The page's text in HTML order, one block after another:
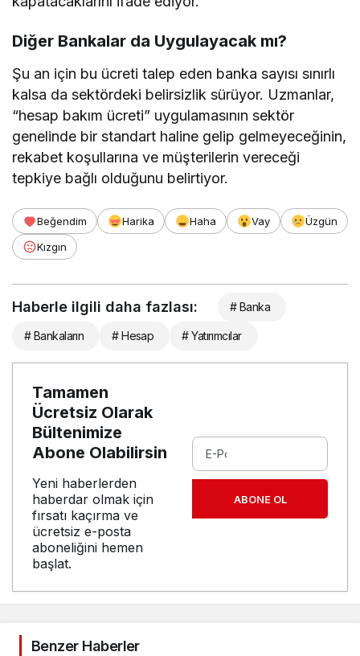
Diğer Bankalar da Uygulayacak mı?
Şu an için bu ücreti talep eden banka sayısı sınırlı
kalsa da sektördeki belirsizlik sürüyor. Uzmanlar,
“hesap bakım ücreti” uygulamasının sektör
genelinde bir standart haline gelip gelmeyeceğinin,
rekabet koşullarına ve müşterilerin vereceği
tepkiye bağlı olduğunu belirtiyor.
Beğendim Harika Haha Vay
Üzgün
Kızgın
Haberle ilgili daha fazlası: # Banka
# Bankaların # Hesap # Yatırımcılar
Tamamen
Ücretsiz Olarak
Bültenimize
Abone Olabilirsin
Yeni haberlerden
haberdar olmak için
fırsatı kaçırma ve
ücretsiz e-posta
aboneliğini hemen
başlat.
ABONE OL
Benzer Haberler